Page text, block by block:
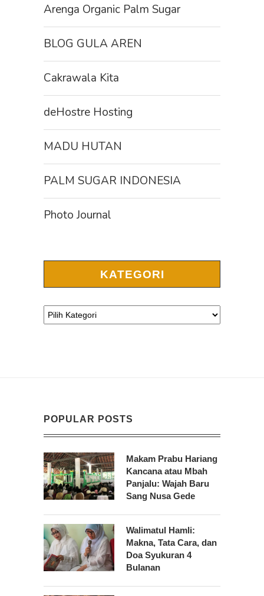
Arenga Organic Palm Sugar
BLOG GULA AREN
Cakrawala Kita
deHostre Hosting
MADU HUTAN
PALM SUGAR INDONESIA
Photo Journal
KATEGORI
POPULAR POSTS
Makam Prabu Hariang
Kancana atau Mbah
Panjalu: Wajah Baru
Sang Nusa Gede
Walimatul Hamli:
Makna, Tata Cara, dan
Doa Syukuran 4
Bulanan